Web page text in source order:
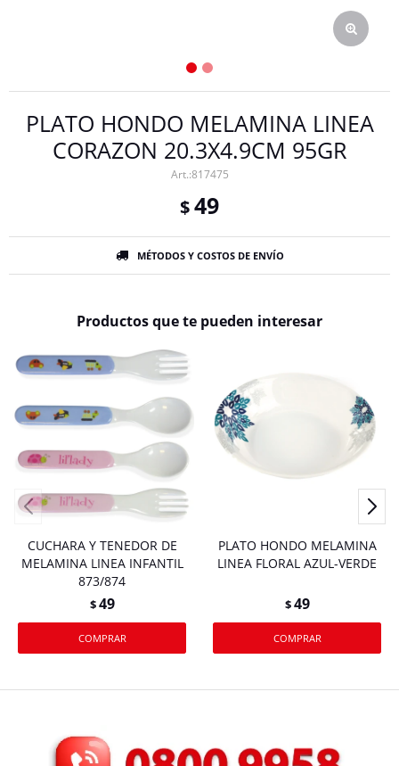
PLATO HONDO MELAMINA LINEA
CORAZON 20.3X4.9CM 95GR
817475
$49
MÉTODOS Y COSTOS DE ENVÍO
Productos que te pueden interesar
CUCHARA Y TENEDOR DE
MELAMINA LINEA INFANTIL
873/874
$49
PLATO HONDO MELAMINA
LINEA FLORAL AZUL-VERDE
$49